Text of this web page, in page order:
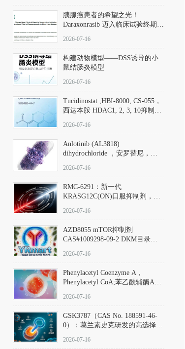
胰腺癌患者的希望之光！
Daraxonrasib 迈入临床试验终期阶
2026-07-16
构建动物模型——DSS诱导的小
鼠结肠炎模型
2026-07-16
Tucidinostat ,HBI-8000, CS-055，
西达本胺 HDAC1, 2, 3, 10抑制剂
D808567) - DKM活性分子
2026-07-16
Anlotinib (AL3818)
dihydrochloride ，安罗替尼，
Hydrochloride实验方法步骤SOP
2026-07-16
RMC-6291：新一代
KRASG12C(ON)口服抑制剂，
(Elironrasib)CAS#2641998-63-0
2026-07-16
AZD8055 mTOR抑制剂
CAS#1009298-09-2 DKM目录号
激酶抑制剂的深度剖析
2026-07-16
Phenylacetyl Coenzyme A，
Phenylacetyl CoA;苯乙酰辅酶A
2026-07-16
GSK3787（CAS No. 188591-46-
0）：葛兰素史克研发的高选择
抗剂，被广泛视为研究PPARδ核
2026-07-16